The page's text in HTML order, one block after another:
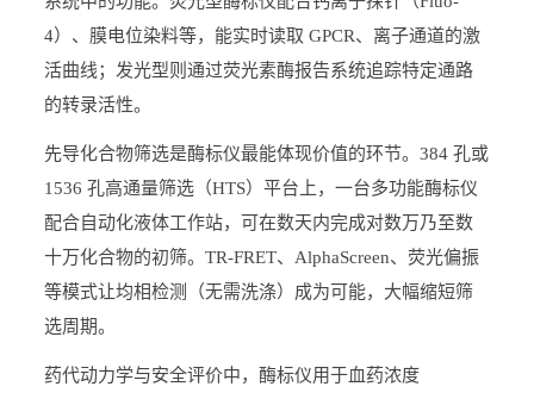
4）、膜电位染料等，能实时读取 GPCR、离子通道的激
活曲线；发光型则通过荧光素酶报告系统追踪特定通路
的转录活性。
先导化合物筛选是酶标仪最能体现价值的环节。384 孔或
1536 孔高通量筛选（HTS）平台上，一台多功能酶标仪
配合自动化液体工作站，可在数天内完成对数万乃至数
十万化合物的初筛。TR-FRET、AlphaScreen、荧光偏振
等模式让均相检测（无需洗涤）成为可能，大幅缩短筛
选周期。
药代动力学与安全评价中，酶标仪用于血药浓度